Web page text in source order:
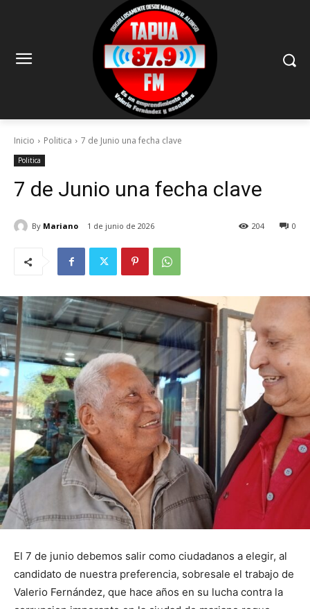
Inicio Politica 7 de Junio una fecha clave
Politica
7 de Junio una fecha clave
By Mariano 1 de junio de 2026 0
204
El 7 de junio debemos salir como ciudadanos a elegir, al
candidato de nuestra preferencia, sobresale el trabajo de
Valerio Fernández, que hace años en su lucha contra la